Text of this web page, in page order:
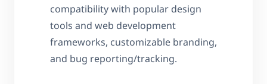
compatibility with popular design
tools and web development
frameworks, customizable branding,
and bug reporting/tracking.